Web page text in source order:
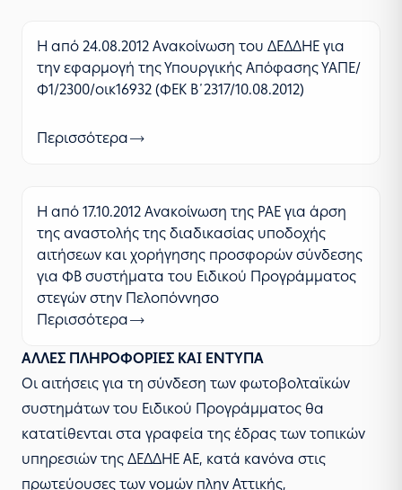
Η από 24.08.2012 Ανακοίνωση του ΔΕΔΔΗΕ για
την εφαρμογή της Υπουργικής Απόφασης ΥΑΠΕ/
Φ1/2300/οικ16932 (ΦΕΚ Β΄2317/10.08.2012)
Περισσότερα
Η από 17.10.2012 Ανακοίνωση της ΡΑΕ για άρση
της αναστολής της διαδικασίας υποδοχής
αιτήσεων και χορήγησης προσφορών σύνδεσης
για ΦΒ συστήματα του Ειδικού Προγράμματος
στεγών στην Πελοπόννησο
Περισσότερα
ΑΛΛΕΣ ΠΛΗΡΟΦΟΡΙΕΣ ΚΑΙ ΕΝΤΥΠΑ
Οι αιτήσεις για τη σύνδεση των φωτοβολταϊκών
συστημάτων του Ειδικού Προγράμματος θα
κατατίθενται στα γραφεία της έδρας των τοπικών
υπηρεσιών της ΔΕΔΔΗΕ ΑΕ, κατά κανόνα στις
πρωτεύουσες των νομών πλην Αττικής,